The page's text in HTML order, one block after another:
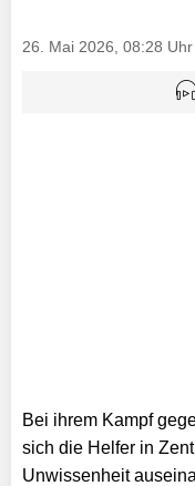
26. Mai 2026, 08:28 Uhr
Bei ihrem Kampf
sich die Helfer in
Unwissenheit